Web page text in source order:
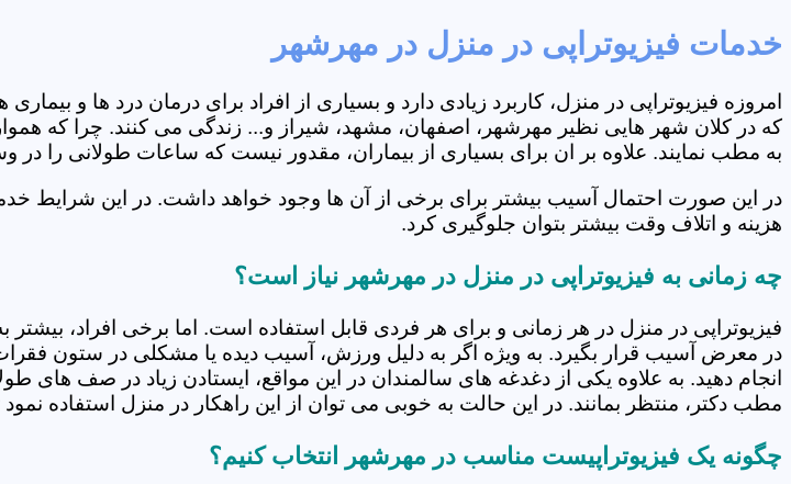
خدمات فیزیوتراپی در منزل در مهرشهر
امروزه فیزیوتراپی در منزل، کاربرد زیادی دارد و بسیاری از افراد برای درمان درد ها و
که در کلان شهر هایی نظیر مهرشهر، اصفهان، مشهد، شیراز و... زندگی می کنند. چرا که
به مطب نمایند. علاوه بر ان برای بسیاری از بیماران، مقدور نیست که ساعات طولانی را در
در این صورت احتمال آسیب بیشتر برای برخی از آن ها وجود خواهد داشت. در این شرایط
هزینه و اتلاف وقت بیشتر بتوان جلوگیری کرد.
چه زمانی به فیزیوتراپی در منزل در مهرشهر نیاز است؟
فیزیوتراپی در منزل در هر زمانی و برای هر فردی قابل استفاده است. اما برخی افراد،
در معرض آسیب قرار بگیرد. به ویژه اگر به دلیل ورزش، آسیب دیده یا مشکلی در ستون
انجام دهید. به علاوه یکی از دغدغه های سالمندان در این مواقع، ایستادن زیاد در صف های
مطب دکتر، منتظر بمانند. در این حالت به خوبی می توان از این راهکار در منزل استفاده
چگونه یک فیزیوتراپیست مناسب در مهرشهر انتخاب کنیم؟